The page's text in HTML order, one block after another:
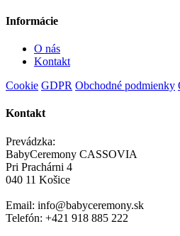
Informácie
O nás
Kontakt
Cookie GDPR Obchodné podmienky
Kontakt
Prevádzka:
BabyCeremony CASSOVIA
Pri Prachárni 4
040 11 Košice
Email: info@babyceremony.sk
Telefón: +421 918 885 222